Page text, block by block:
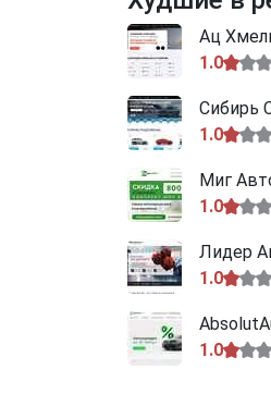
Ац
1.0
Сибирь
1.0
Миг
1.0
Лидер
1.0
1.0